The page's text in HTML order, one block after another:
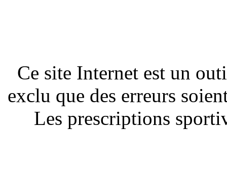
Ce site Internet est un
exclu que des erreurs
Les prescriptions